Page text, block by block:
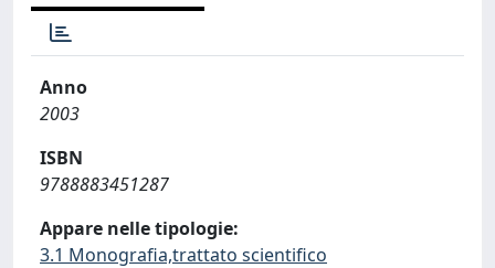
Anno
2003
ISBN
9788883451287
Appare nelle tipologie:
3.1 Monografia,trattato scientifico